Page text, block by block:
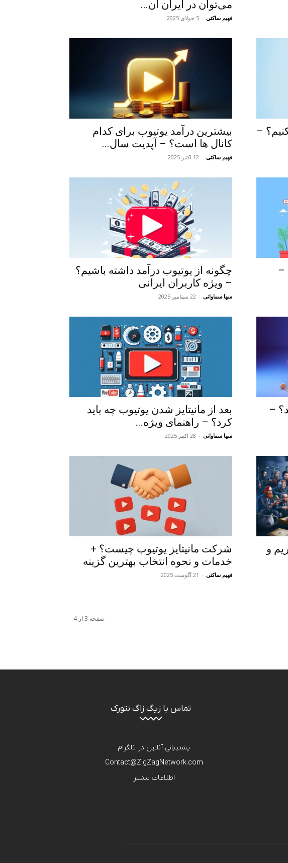
می‌توان در ایران آن...
فهیم ساکتی - 5 جولای 2025
–
بیشترین درآمد یوتیوب برای کدام
کانال ها است؟ – آپدیت سال...
فهیم ساکتی - 12 اکتبر 2025
–
چگونه از یوتیوب درآمد داشته باشیم؟
– ویژه کاربران ایرانی
سها سماواتی - 22 سپتامبر 2025
–
بعد از مانیتایز شدن یوتیوب چه باید
کرد؟ – راهنمای ویژه...
سها سماواتی - 28 اکتبر 2025
و
شرکت مانیتایز یوتیوب چیست؟ +
خدمات و نحوه انتخاب بهترین گزینه
فهیم ساکتی - 21 آگوست 2025
صفحه 3 از 4
تماس با زیگ زاگ نتورک
پشتیبانی آنلاین در تلگرام
Contact@ZigZagNetwork.com
اطلاعات بیشتر